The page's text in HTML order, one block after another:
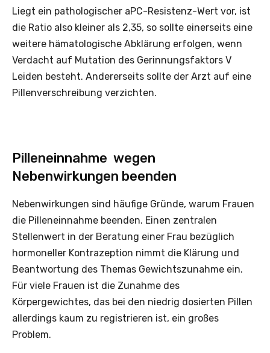
Liegt ein pathologischer aPC-Resistenz-Wert vor, ist
die Ratio also kleiner als 2,35, so sollte einerseits eine
weitere hämatologische Abklärung erfolgen, wenn
Verdacht auf Mutation des Gerinnungsfaktors V
Leiden besteht. Andererseits sollte der Arzt auf eine
Pillenverschreibung verzichten.
Pilleneinnahme wegen
Nebenwirkungen beenden
Nebenwirkungen sind häufige Gründe, warum Frauen
die Pilleneinnahme beenden. Einen zentralen
Stellenwert in der Beratung einer Frau bezüglich
hormoneller Kontrazeption nimmt die Klärung und
Beantwortung des Themas Gewichtszunahme ein.
Für viele Frauen ist die Zunahme des
Körpergewichtes, das bei den niedrig dosierten Pillen
allerdings kaum zu registrieren ist, ein großes
Problem.